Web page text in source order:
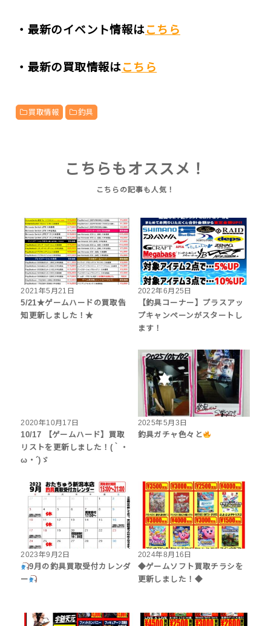
・最新のイベント情報はこちら
・最新の買取情報はこちら
買取情報 釣具
こちらもオススメ！
2021年5月21日
5/21★ゲームハードの買取告
知更新しました！★
2022年6月25日
【釣具コーナー】プラスアッ
プキャンペーンがスタートし
ます！
2020年10月17日
10/17 【ゲームハード】買取
リストを更新しました！(｀・
ω・´)ゞ
2025年5月3日
釣具ガチャ色々と
2023年9月2日
9月の釣具買取受付カレンダ
ー
2024年8月16日
◆ゲームソフト買取チラシを
更新しました！◆